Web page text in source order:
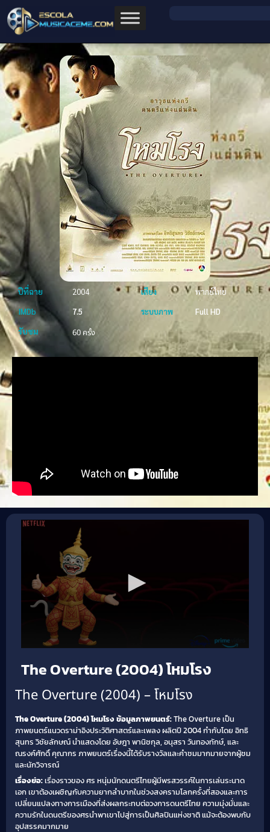
ปีที่ฉาย 2004 เสียง
พากย์ไทย
IMDb
7.5 ระบบภาพ
Full HD
รับชม
60 ครั้ง
The Overture (2004) โหมโรง
The Overture (2004) – โหมโรง
The Overture (2004) โหมโรงข้อมูลภาพยนตร์:The Overture เป็น
ภาพยนตร์แนวดราม่าอิงประวัติศาสตร์และเพลง ผลิตปี 2004 กำกับโดย อิทธิ
สุนทร วิชัยลักษณ์ นำแสดงโดย อัษฎา พานิชกุล, อนุสรา วันทองทักษ์, และ
ณรงค์ศักดิ์ คุณากร ภาพยนตร์เรื่องนี้ได้รับรางวัลและคำชมมากมายจากผู้ชม
และนักวิจารณ์
เรื่องย่อ:เรื่องราวของ ศร หนุ่มนักดนตรีไทยผู้มีพรสวรรค์ในการเล่นระนาด
เอก เขาต้องเผชิญกับความยากลำบากในช่วงสงครามโลกครั้งที่สองและการ
เปลี่ยนแปลงทางการเมืองที่ส่งผลกระทบต่อวงการดนตรีไทย ความมุ่งมั่นและ
ความรักในดนตรีของศรนำพาเขาไปสู่การเป็นศิลปินแห่งชาติ แม้จะต้องพบกับ
อุปสรรคมากมาย